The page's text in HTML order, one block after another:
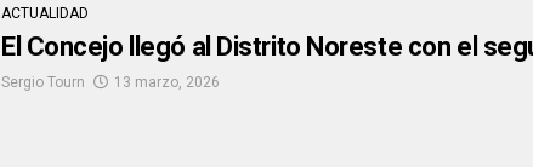
ACTUALIDAD
El Concejo llegó al Distrito Noreste con el
Sergio Tourn 13 marzo, 2026